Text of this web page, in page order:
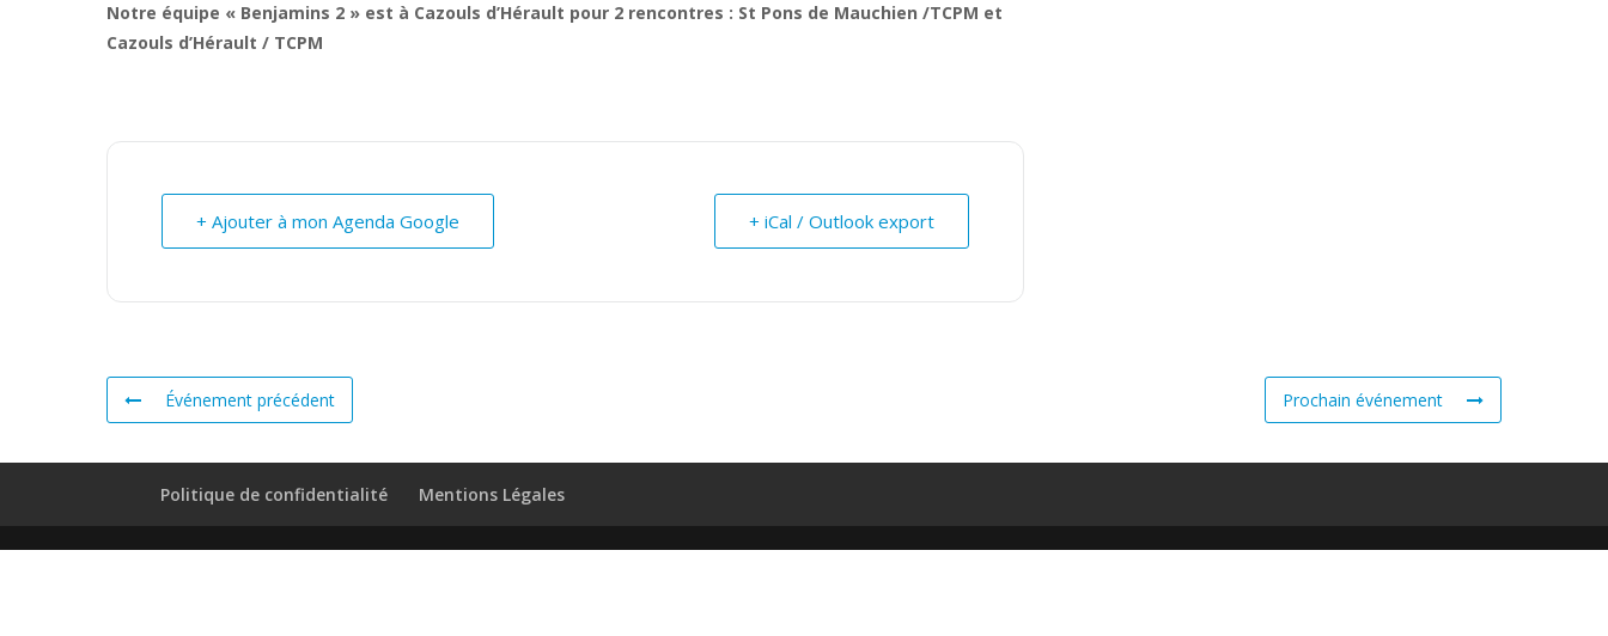
Notre équipe « Benjamins 2 » est à Cazouls d’Hérault pour 2 rencontres : St Pons de Mauchien /TCPM et
Cazouls d’Hérault / TCPM
+ Ajouter à mon Agenda Google + iCal / Outlook export
Événement précédent Prochain événement
Politique de confidentialité Mentions Légales